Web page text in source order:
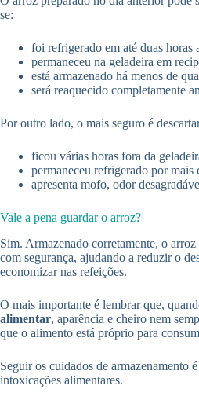
se:
foi refrigerado em até duas horas
permaneceu na geladeira em
está armazenado há menos de
será reaquecido completamente
Por outro lado, o mais seguro é
ficou várias horas fora da
permaneceu refrigerado por mais
apresenta mofo, odor
Vale a pena guardar o arroz?
Sim. Armazenado corretamente, o
com segurança, ajudando a reduzir o
economizar nas refeições.
O mais importante é lembrar que,
alimentar, aparência e cheiro nem
que o alimento está próprio para
Seguir os cuidados de armazenamento
intoxicações alimentares.